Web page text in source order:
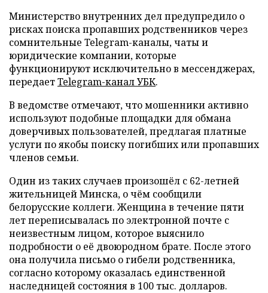
Министерство внутренних дел предупредило о
рисках поиска пропавших родственников через
сомнительные Telegram-каналы, чаты и
юридические компании, которые
функционируют исключительно в мессенджерах,
передаетTelegram-канал УБК.
В ведомстве отмечают, что мошенники активно
используют подобные площадки для обмана
доверчивых пользователей, предлагая платные
услуги по якобы поиску погибших или пропавших
членов семьи.
Один из таких случаев произошёл с 62-летней
жительницей Минска, о чём сообщили
белорусские коллеги. Женщина в течение пяти
лет переписывалась по электронной почте с
неизвестным лицом, которое выяснило
подробности о её двоюродном брате. После этого
она получила письмо о гибели родственника,
согласно которому оказалась единственной
наследницей состояния в 100 тыс. долларов.